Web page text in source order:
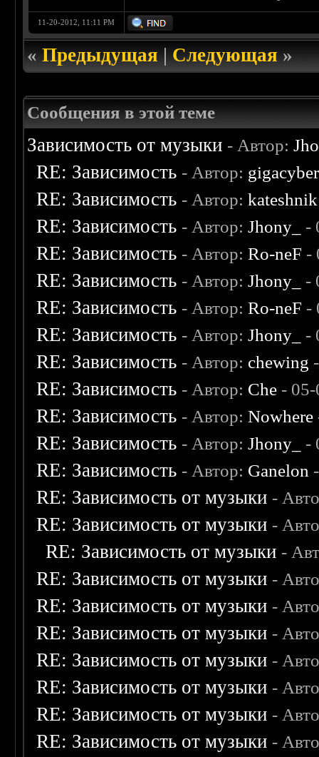
11-20-2012, 11:11 PM
«Предыдущая|Следующая»
Сообщения в этой теме
Зависимость от музыки - Автор:
RE: Зависимость - Автор: gigacyber
RE: Зависимость - Автор:kateshnik
RE: Зависимость - Автор:Jhony_ -
RE: Зависимость - Автор:Ro-neF -
RE: Зависимость - Автор:Jhony_ -
RE: Зависимость - Автор:Ro-neF -
RE: Зависимость - Автор:Jhony_ -
RE: Зависимость - Автор: chewing
RE: Зависимость - Автор: Che -
RE: Зависимость - Автор:Nowhere
RE: Зависимость - Автор:Jhony_ -
RE: Зависимость - Автор: Ganelon
RE: Зависимость от музыки -
RE: Зависимость от музыки -
RE: Зависимость от музыки -
RE: Зависимость от музыки -
RE: Зависимость от музыки -
RE: Зависимость от музыки -
RE: Зависимость от музыки -
RE: Зависимость от музыки -
RE: Зависимость от музыки -
RE: Зависимость от музыки -